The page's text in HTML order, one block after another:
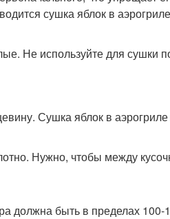
сушка яблок в
Не используйте для сушки
Сушка яблок в
Нужно, чтобы между
должна быть в пределах